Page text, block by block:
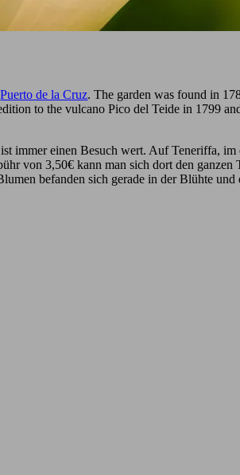
Puerto de la Cruz. The garden was found in
to the vulcano Pico del Teide in 1799
immer einen Besuch wert. Auf Teneriffa,
von 3,50€ kann man sich dort den
befanden sich gerade in der Blühte